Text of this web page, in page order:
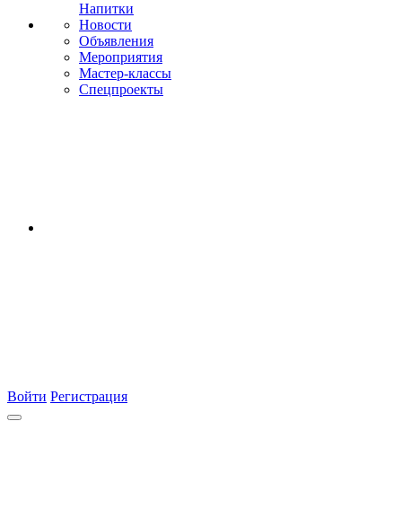
Напитки
Новости
Объявления
Мероприятия
Мастер-классы
Спецпроекты
Войти Регистрация